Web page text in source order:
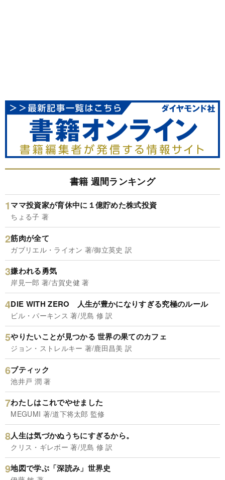
書籍 週間ランキング
ママ投資家が育休中に１億貯めた株式投資
ちょる子 著
筋肉が全て
ガブリエル・ライオン 著/御立英史 訳
嫌われる勇気
岸見一郎 著/古賀史健 著
DIE WITH ZERO 人生が豊かになりすぎる究極のルール
ビル・パーキンス 著/児島 修 訳
やりたいことが見つかる 世界の果てのカフェ
ジョン・ストレルキー 著/鹿田昌美 訳
ブティック
池井戸 潤 著
わたしはこれでやせました
MEGUMI 著/道下将太郎 監修
人生は気づかぬうちにすぎるから。
クリス・ギレボー 著/児島 修 訳
地図で学ぶ「深読み」世界史